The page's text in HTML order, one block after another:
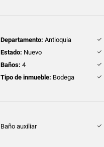
Departamento: Antioquia
Estado: Nuevo
Baños: 4
Tipo de inmueble: Bodega
Baño auxiliar